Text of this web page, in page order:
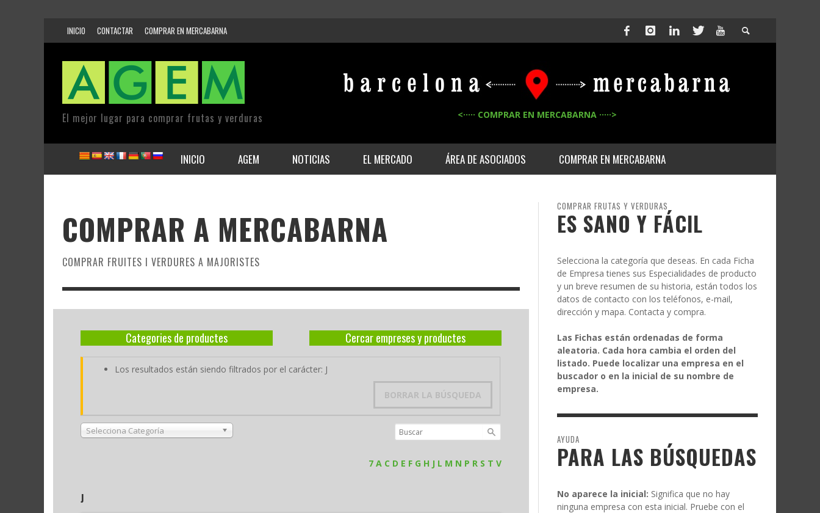
INICIO CONTACTAR COMPRAR EN MERCABARNA
El mejor lugar para comprar frutas y verduras <····· COMPRAR EN MERCABARNA ·····>
INICIO AGEM NOTICIAS EL MERCADO ÁREA DE ASOCIADOS COMPRAR EN MERCABARNA
COMPRAR A MERCABARNA
COMPRAR FRUITES I VERDURES A MAJORISTES
Categories de productes Cercar empreses y productes
Los resultados están siendo filtrados por el carácter: J
BORRAR LA BÚSQUEDA
Selecciona Categoría
7 A C D E F G H J L M N P R S T V
J
COMPRAR FRUTAS Y VERDURAS
ES SANO Y FÁCIL
Selecciona la categoría que deseas. En cada Ficha
de Empresa tienes sus Especialidades de producto
y un breve resumen de su historia, están todos los
datos de contacto con los teléfonos, e-mail,
dirección y mapa. Contacta y compra.
Las Fichas están ordenadas de forma
aleatoria. Cada hora cambia el orden del
listado. Puede localizar una empresa en el
buscador o en la inicial de su nombre de
empresa.
AYUDA
PARA LAS BÚSQUEDAS
No aparece la inicial: Significa que no hay
ninguna empresa con esta inicial. Pruebe con el